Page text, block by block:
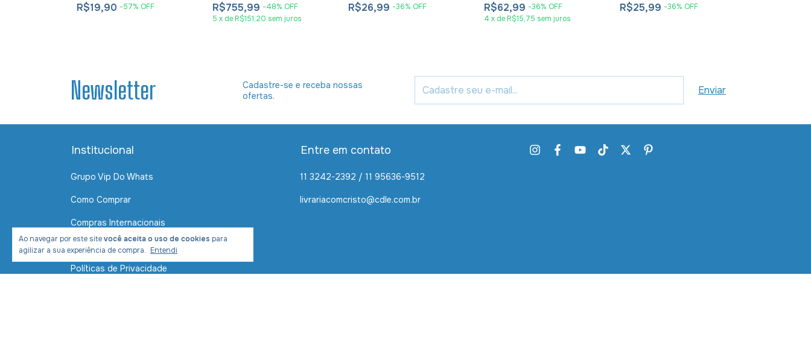
Ao navegar por este sitevocê aceita o uso de cookies para
agilizar a sua experiência de compra. Entendi
R$19,90 -57% OFF R$755,99 -48% OFF
5 x de R$151,20 sem juros
R$26,99 -36% OFF R$62,99 -36% OFF
4 x de R$15,75 sem juros
R$25,99 -36% OFF
Newsletter
Cadastre-se e receba nossas
ofertas.
Institucional
Grupo Vip Do Whats
Como Comprar
Compras Internacionais
Contato
Políticas de Privacidade
Entre em contato
11 3242-2392 / 11 95636-9512
livrariacomcristo@cdle.com.br